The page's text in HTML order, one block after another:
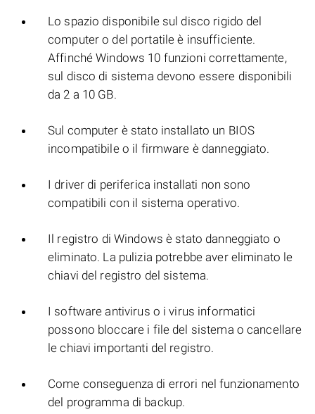
Lo spazio disponibile sul disco rigido del
computer o del portatile è insufficiente.
Affinché Windows 10 funzioni correttamente,
sul disco di sistema devono essere disponibili
da 2 a 10 GB.
Sul computer è stato installato un BIOS
incompatibile o il firmware è danneggiato.
I driver di periferica installati non sono
compatibili con il sistema operativo.
Il registro di Windows è stato danneggiato o
eliminato. La pulizia potrebbe aver eliminato le
chiavi del registro del sistema.
I software antivirus o i virus informatici
possono bloccare i file del sistema o cancellare
le chiavi importanti del registro.
Come conseguenza di errori nel funzionamento
del programma di backup.